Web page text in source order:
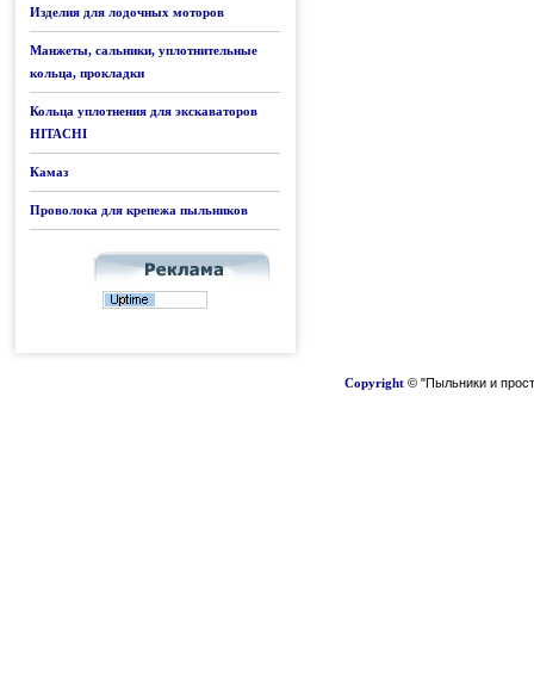
Изделия для лодочных моторов
Манжеты, сальники, уплотнительные
кольца, прокладки
Кольца уплотнения для экскаваторов
HITACHI
Камаз
Проволока для крепежа пыльников
Copyright © "Пыльники и